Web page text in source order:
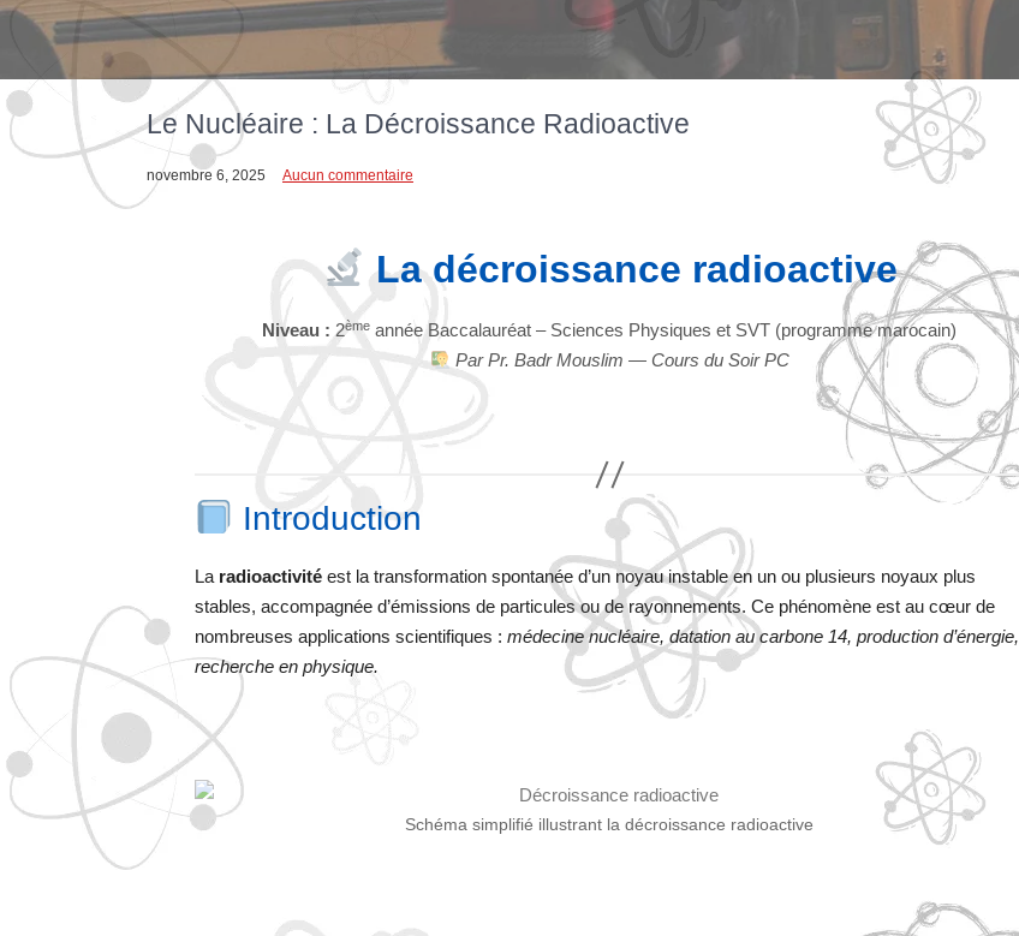
Le Nucléaire : La Décroissance Radioactive
novembre 6, 2025 Aucun commentaire
La décroissance radioactive
Niveau : 2ème année Baccalauréat – Sciences Physiques et SVT (programme marocain)
Par Pr. Badr Mouslim — Cours du Soir PC
Introduction
La radioactivité est la transformation spontanée d’un noyau instable en un ou plusieurs noyaux plus
stables, accompagnée d’émissions de particules ou de rayonnements. Ce phénomène est au cœur de
nombreuses applications scientifiques : médecine nucléaire, datation au carbone 14, production d’énergie,
recherche en physique.
Schéma simplifié illustrant la décroissance radioactive